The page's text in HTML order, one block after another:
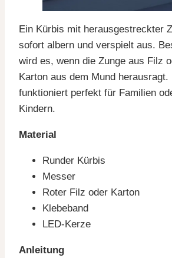
Ein Kürbis mit herausgestreckter
sofort albern und verspielt aus.
wird es, wenn die Zunge aus Filz
Karton aus dem Mund herausragt.
funktioniert perfekt für Familien
Kindern.
Material
Runder Kürbis
Messer
Roter Filz oder Karton
Klebeband
LED-Kerze
Anleitung